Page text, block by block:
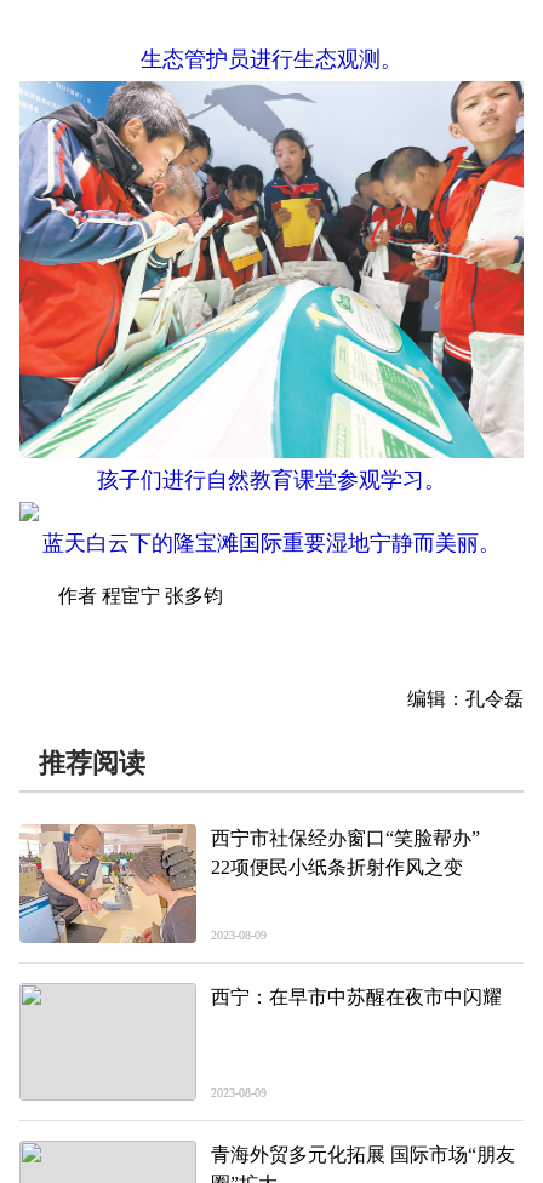
生态管护员进行生态观测。
孩子们进行自然教育课堂参观学习。
蓝天白云下的隆宝滩国际重要湿地宁静而美丽。
作者 程宦宁 张多钧
编辑：孔令磊
推荐阅读
西宁市社保经办窗口“笑脸帮办”
22项便民小纸条折射作风之变
2023-08-09
西宁：在早市中苏醒在夜市中闪耀
2023-08-09
青海外贸多元化拓展 国际市场“朋友